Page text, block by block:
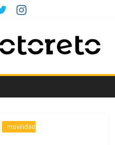
movilidad